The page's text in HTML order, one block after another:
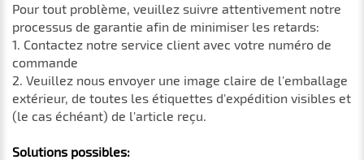
Pour tout problème, veuillez suivre attentivement notre
processus de garantie afin de minimiser les retards:
1. Contactez notre service client avec votre numéro de
commande
2. Veuillez nous envoyer une image claire de l'emballage
extérieur, de toutes les étiquettes d'expédition visibles et
(le cas échéant) de l'article reçu.
Solutions possibles: